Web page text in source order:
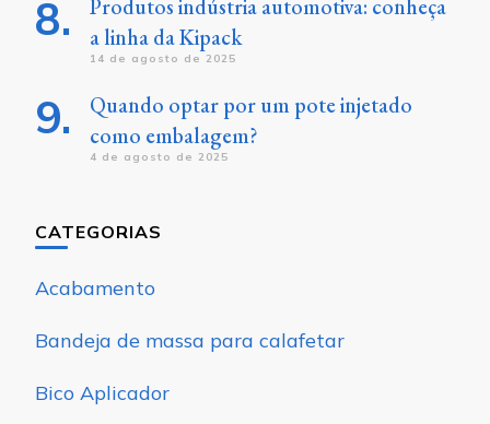
Produtos indústria automotiva: conheça
a linha da Kipack
14 de agosto de 2025
Quando optar por um pote injetado
como embalagem?
4 de agosto de 2025
CATEGORIAS
Acabamento
Bandeja de massa para calafetar
Bico Aplicador